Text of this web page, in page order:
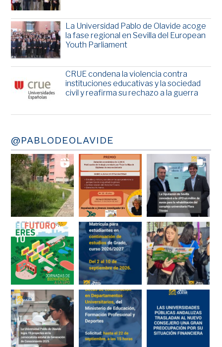
La Universidad Pablo de Olavide acoge
la fase regional en Sevilla del European
Youth Parliament
CRUE condena la violencia contra
instituciones educativas y la sociedad
civil y reafirma su rechazo a la guerra
@PABLODEOLAVIDE